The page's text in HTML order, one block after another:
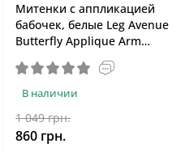
Митенки с аппликацией
бабочек, белые Leg Avenue
Butterfly Applique Arm
В наличии
1 049 грн.
860 грн.